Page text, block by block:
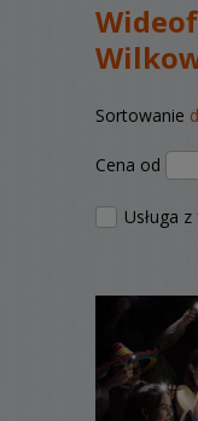
Sortowanie
Cena od
Usługa